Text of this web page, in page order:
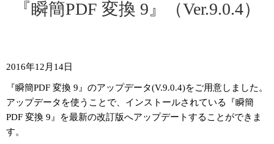
『瞬簡PDF 変換 9』（Ver.9.0.4）
2016年12月14日
『瞬簡PDF 変換 9』のアップデータ(V.9.0.4)をご用意しました。
アップデータを使うことで、インストールされている『瞬簡
PDF 変換 9』を最新の改訂版へアップデートすることができま
す。